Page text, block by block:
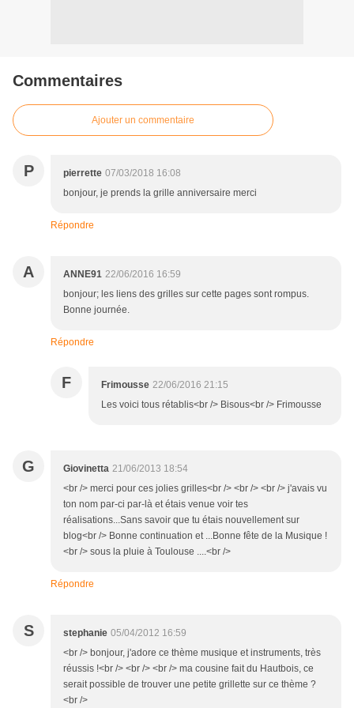
Commentaires
Ajouter un commentaire
P pierrette 07/03/2018 16:08
bonjour, je prends la grille anniversaire merci
Répondre
A ANNE91 22/06/2016 16:59
bonjour; les liens des grilles sur cette pages sont rompus.
Bonne journée.
Répondre
F Frimousse 22/06/2016 21:15
Les voici tous rétablis<br /> Bisous<br /> Frimousse
G Giovinetta 21/06/2013 18:54
<br /> merci pour ces jolies grilles<br /> <br /> <br /> j'avais vu
ton nom par-ci par-là et étais venue voir tes
réalisations...Sans savoir que tu étais nouvellement sur
blog<br /> Bonne continuation et ...Bonne fête de la Musique !
<br /> sous la pluie à Toulouse ....<br />
Répondre
S stephanie 05/04/2012 16:59
<br /> bonjour, j'adore ce thème musique et instruments, très
réussis !<br /> <br /> <br /> ma cousine fait du Hautbois, ce
serait possible de trouver une petite grillette sur ce thème ?
<br />